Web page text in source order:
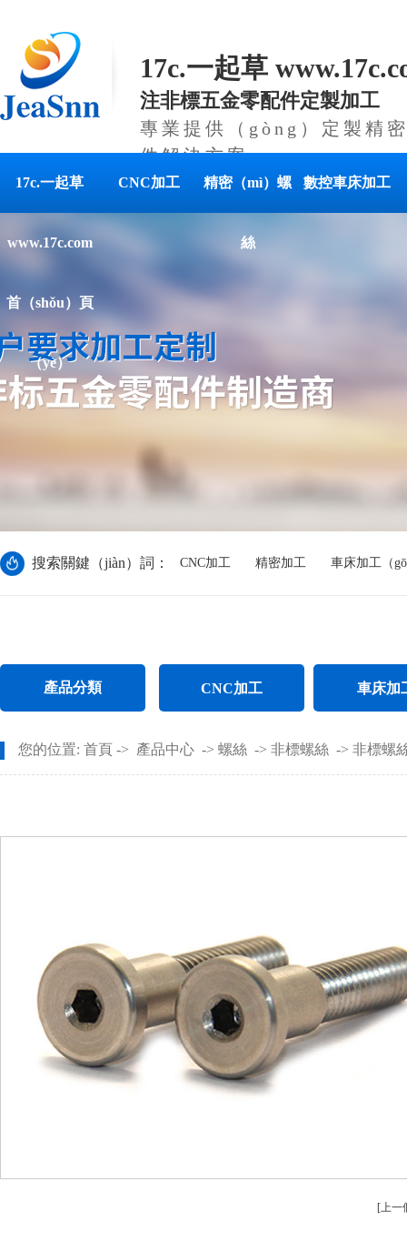
17c.一起草
注非標五金零配件定製加工
專業提供（gòng）定製精
件解決方案
17c.一起草
www.17c.com
首（shǒu）頁
（yè）
CNC加工 精密（mì）螺
絲
數控車床加工
搜索關鍵（jiàn）詞： CNC加工 精密加工 車床加工（
產品分類 CNC加工
CNC長軸加工
銅件CNC加工
車床加
螺母車床加（
您的位置: 首頁 -> 產品中心 -> 螺絲 -> 非標螺絲 -> 非標螺
[上一